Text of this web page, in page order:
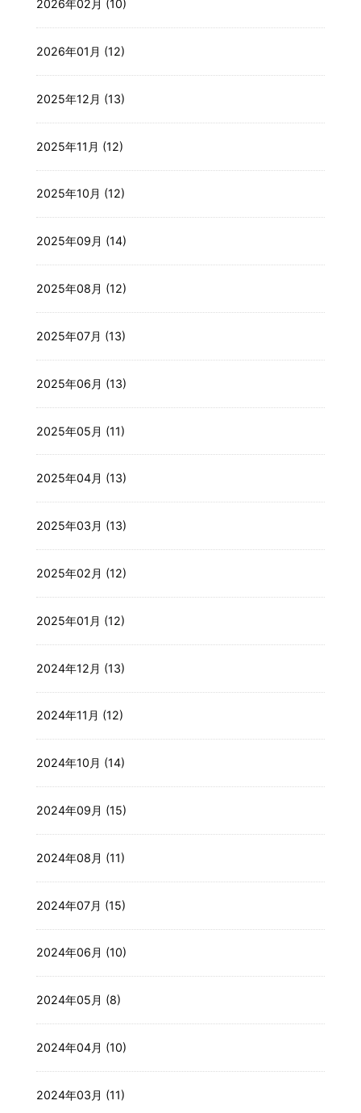
2026年02月 (10)
2026年01月 (12)
2025年12月 (13)
2025年11月 (12)
2025年10月 (12)
2025年09月 (14)
2025年08月 (12)
2025年07月 (13)
2025年06月 (13)
2025年05月 (11)
2025年04月 (13)
2025年03月 (13)
2025年02月 (12)
2025年01月 (12)
2024年12月 (13)
2024年11月 (12)
2024年10月 (14)
2024年09月 (15)
2024年08月 (11)
2024年07月 (15)
2024年06月 (10)
2024年05月 (8)
2024年04月 (10)
2024年03月 (11)